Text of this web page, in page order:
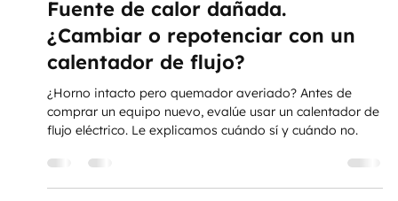
TRATAR
LÍNEA DE REPUESTOS
Fuente de calor dañada.
¿Cambiar o repotenciar con un
calentador de flujo?
¿Horno intacto pero quemador averiado? Antes de
comprar un equipo nuevo, evalúe usar un calentador de